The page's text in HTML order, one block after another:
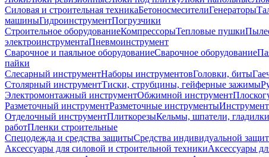
Силовая и строительная техникаБетоносмесителиГенераторы
машиныГидроинструментПогрузчики
Строительное оборудованиеКомпрессорыТепловые пушки
электроинструментаПневмоинструмент
Сварочное и паяльное оборудованиеСварочное оборудование
пайки
Слесарный инструментНаборы инструментовГоловки, биты
Столярный инструментТиски, струбцины, гейферные зажимы
Электромонтажный инструментОбжимной инструмент
Разметочный инструментРазметочные инструменты
Отделочный инструментПлиткорезыКельмы, шпатели, гладилки
работПленки строительные
Спецодежда и средства защитыСредства индивидуальной
Аксессуары для силовой и строительной техникиАксессуары